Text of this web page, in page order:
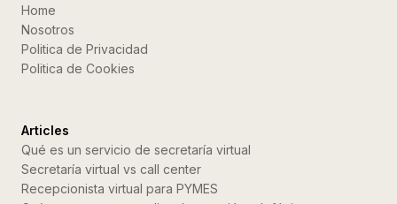
Home
Nosotros
Politica de Privacidad
Politica de Cookies
Articles
Qué es un servicio de secretaría virtual
Secretaría virtual vs call center
Recepcionista virtual para PYMES